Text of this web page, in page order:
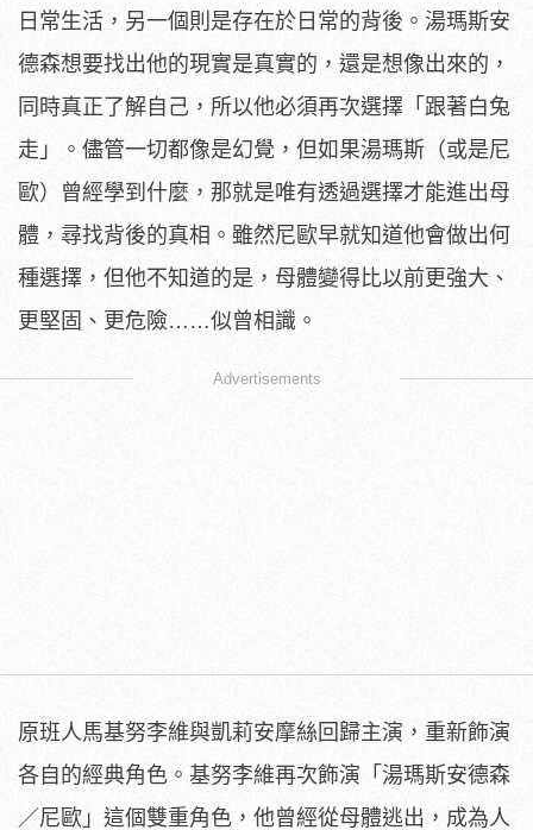
日常生活， 另一個則是存在於日常的背後。 湯瑪斯安
德森想要找出他的現實是真實的，還是想像出來的，
同時真正了解自己，所以他必須再次選擇「跟著白兔
走」。 儘管一切都像是幻覺，但如果湯瑪斯（或是尼
歐）曾經學到什麼， 那就是唯有透過選擇才能進出母
體，尋找背後的真相。 雖然尼歐早就知道他會做出何
種選擇，但他不知道的是， 母體變得比以前更強大、
更堅固、更危險……似曾相識。
Advertisements
原班人馬基努李維與凱莉安摩絲回歸主演， 重新飾演
各自的經典角色。基努李維再次飾演「湯瑪斯安德森
／尼歐」這個雙重角色，他曾經從母體逃出，成為人